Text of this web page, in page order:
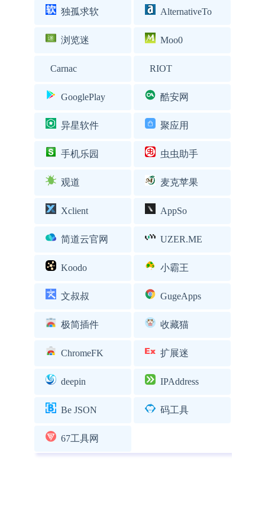
独孤求软 AlternativeTo
浏览迷 Moo0
Carnac RIOT
GooglePlay 酷安网
异星软件 聚应用
手机乐园 虫虫助手
观道 麦克苹果
Xclient AppSo
简道云官网 UZER.ME
Koodo 小霸王
文叔叔 GugeApps
极简插件 收藏猫
ChromeFK 扩展迷
deepin IPAddress
Be JSON 码工具
67工具网